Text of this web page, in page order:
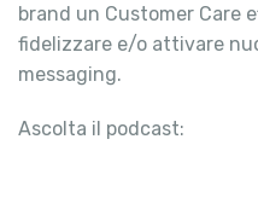
brand un Customer Care
fidelizzare e/o attivare
messaging.
Ascolta il podcast: